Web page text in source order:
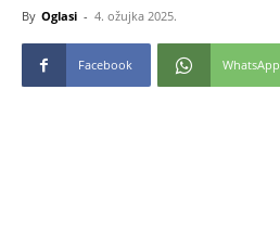
By Oglasi - 4. ožujka 2025.
Facebook WhatsApp